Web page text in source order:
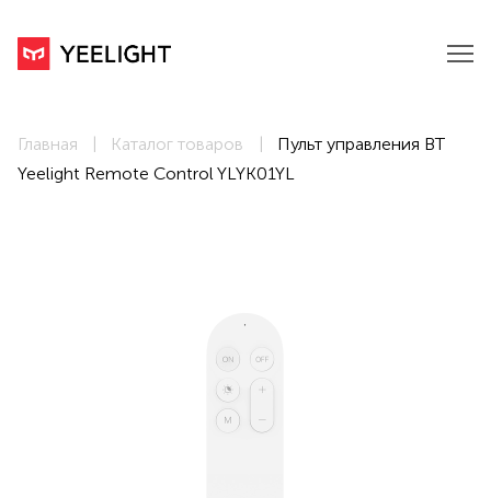
Главная Каталог товаров
Пульт управления BT
Yeelight Remote Control YLYK01YL